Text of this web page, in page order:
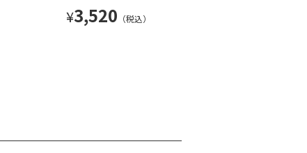
レッチレザー 黒〉
7,150
¥3,520 （税込）